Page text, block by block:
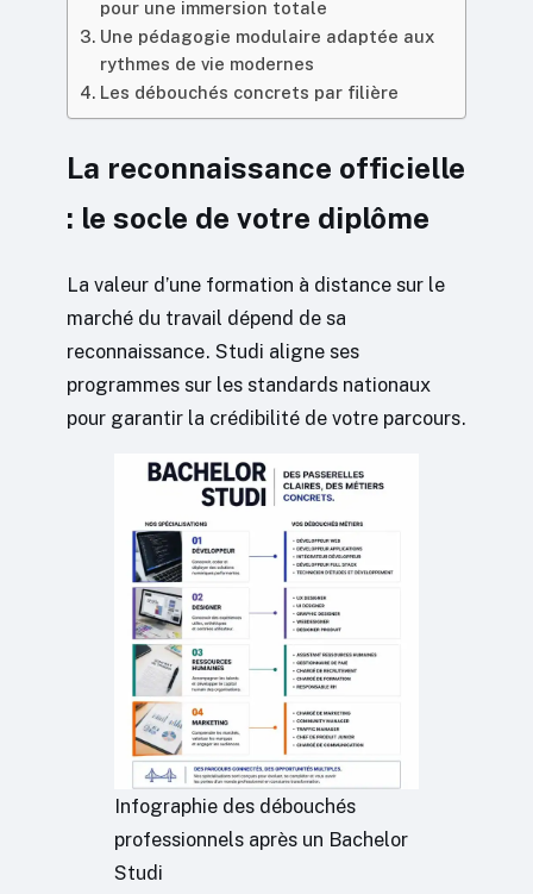
pour une immersion totale
Une pédagogie modulaire adaptée aux
rythmes de vie modernes
Les débouchés concrets par filière
La reconnaissance officielle
: le socle de votre diplôme
La valeur d’une formation à distance sur le
marché du travail dépend de sa
reconnaissance. Studi aligne ses
programmes sur les standards nationaux
pour garantir la crédibilité de votre parcours.
Infographie des débouchés
professionnels après un Bachelor
Studi